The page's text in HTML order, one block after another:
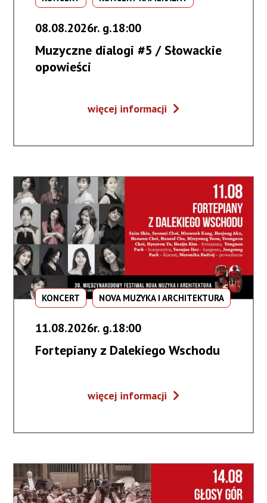
08.08.2026r. g.18:00
Muzyczne dialogi #5 / Słowackie
opowieści
więcej informacji
Muzyczne
/
opowieści
KONCERT NOVA MUZYKA I ARCHITEKTURA
11.08.2026r. g.18:00
Fortepiany z Dalekiego Wschodu
więcej informacji
Fortepiany
Wschodu